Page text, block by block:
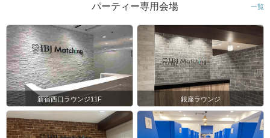
パーティー専用会場 一覧
新宿西口ラウンジ11F 銀座ラウンジ